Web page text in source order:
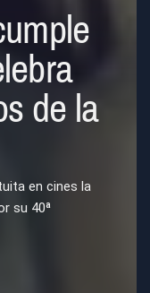
de la
en cines la
su 40ª